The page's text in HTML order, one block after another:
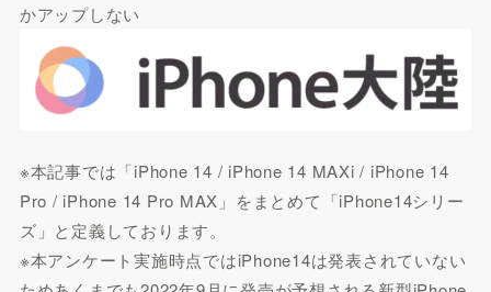
かアップしない
※本記事では「iPhone 14 / iPhone 14 MAXi / iPhone 14
Pro / iPhone 14 Pro MAX」をまとめて「iPhone14シリー
ズ」と定義しております。
※本アンケート実施時点ではiPhone14は発表されていない